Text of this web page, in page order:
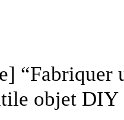
“Fabriquer
objet